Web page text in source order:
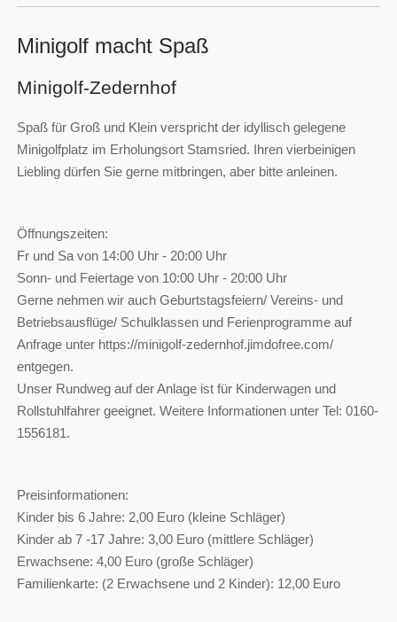
Minigolf macht Spaß
Minigolf-Zedernhof
Spaß für Groß und Klein verspricht der idyllisch gelegene
Minigolfplatz im Erholungsort Stamsried. Ihren vierbeinigen
Liebling dürfen Sie gerne mitbringen, aber bitte anleinen.
Öffnungszeiten:
Fr und Sa von 14:00 Uhr - 20:00 Uhr
Sonn- und Feiertage von 10:00 Uhr - 20:00 Uhr
Gerne nehmen wir auch Geburtstagsfeiern/ Vereins- und
Betriebsausflüge/ Schulklassen und Ferienprogramme auf
Anfrage unter https://minigolf-zedernhof.jimdofree.com/
entgegen.
Unser Rundweg auf der Anlage ist für Kinderwagen und
Rollstuhlfahrer geeignet. Weitere Informationen unter Tel: 0160-
1556181.
Preisinformationen:
Kinder bis 6 Jahre: 2,00 Euro (kleine Schläger)
Kinder ab 7 -17 Jahre: 3,00 Euro (mittlere Schläger)
Erwachsene: 4,00 Euro (große Schläger)
Familienkarte: (2 Erwachsene und 2 Kinder): 12,00 Euro